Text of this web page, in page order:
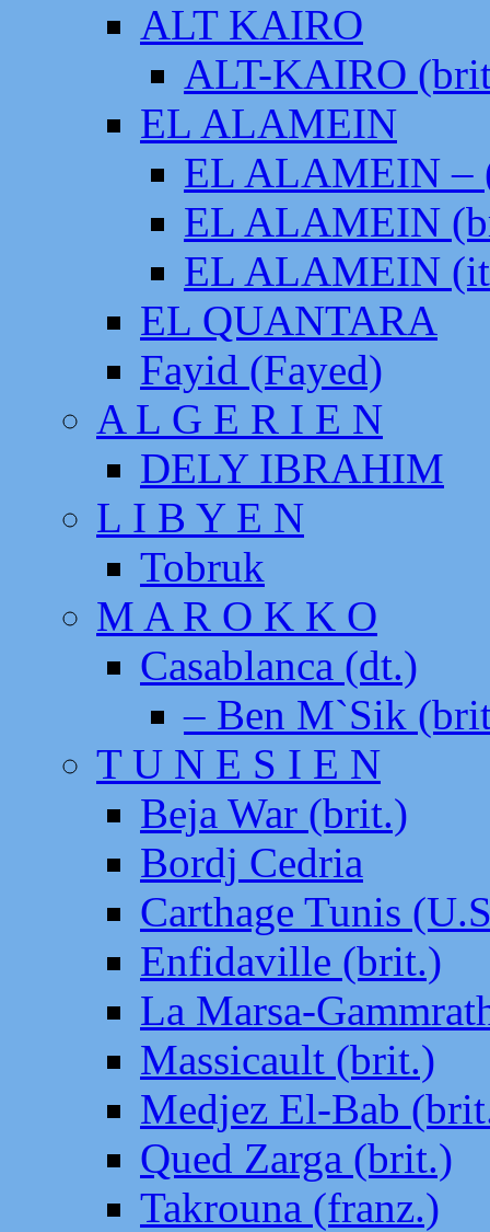
ALT KAIRO
ALT-KAIRO
EL ALAMEIN
EL ALAMEIN –
EL ALAMEIN
EL ALAMEIN
EL QUANTARA
Fayid (Fayed)
A L G E R I E N
DELY IBRAHIM
L I B Y E N
Tobruk
M A R O K K O
Casablanca (dt.)
– Ben M`Sik
T U N E S I E N
Beja War (brit.)
Bordj Cedria
Carthage Tunis
Enfidaville (brit.)
La Marsa-
Massicault (brit.)
Medjez El-Bab
Qued Zarga (brit.)
Takrouna (franz.)